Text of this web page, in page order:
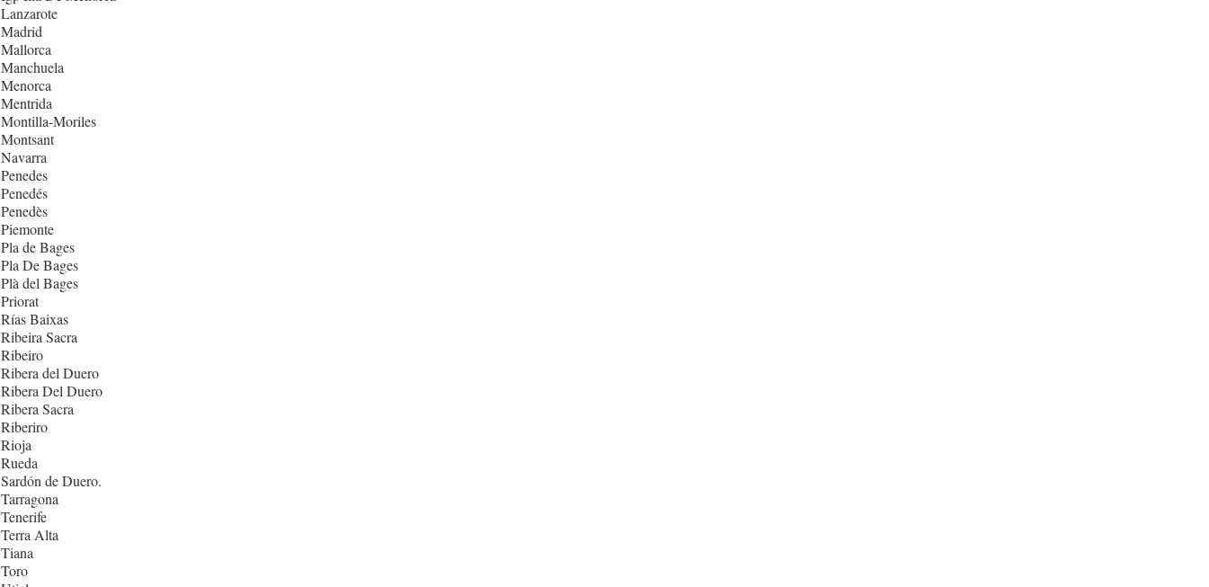
Moriles
de Bages
De Bages
del Bages
Baixas
Sacra
del Duero
Del Duero
Sacra
de Duero.
Alta